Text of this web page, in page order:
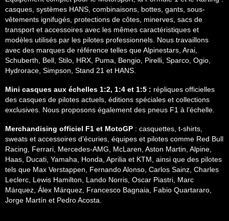
casques, systèmes HANS, combinaisons, bottes, gants, sous-
vêtements ignifugés, protections de côtes, minerves, sacs de
transport et accessoires avec les mêmes caractéristiques et
modèles utilisés par les pilotes professionnels. Nous travaillons
avec des marques de référence telles que Alpinestars, Arai,
Schuberth, Bell, Stilo, HRX, Puma, Bengio, Pirelli, Sparco, Ogio,
Hydrorace, Simpson, Stand 21 et HANS.
Mini casques aux échelles 1:2, 1:4 et 1:5 : répliques officielles
des casques de pilotes actuels, éditions spéciales et collections
exclusives. Nous proposons également des pneus F1 à l’échelle.
Merchandising officiel F1 et MotoGP : casquettes, t-shirts,
sweats et accessoires d’écuries, équipes et pilotes comme Red Bull
Racing, Ferrari, Mercedes-AMG, McLaren, Aston Martin, Alpine,
Haas, Ducati, Yamaha, Honda, Aprilia et KTM, ainsi que des pilotes
tels que Max Verstappen, Fernando Alonso, Carlos Sainz, Charles
Leclerc, Lewis Hamilton, Lando Norris, Oscar Piastri, Marc
Márquez, Álex Márquez, Francesco Bagnaia, Fabio Quartararo,
Jorge Martín et Pedro Acosta.